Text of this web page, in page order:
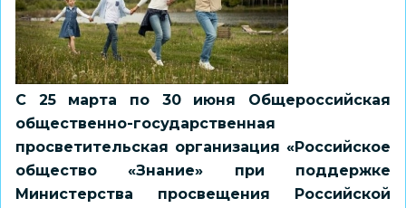
С 25 марта по 30 июня Общероссийская
общественно-государственная
просветительская организация «Российское
общество «Знание» при поддержке
Министерства просвещения Российской